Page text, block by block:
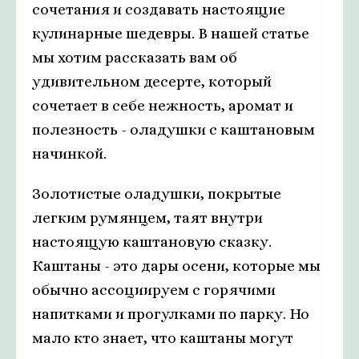
сочетания и создавать настоящие
кулинарные шедевры. В нашей статье
мы хотим рассказать вам об
удивительном десерте, который
сочетает в себе нежность, аромат и
полезность - оладушки с каштановым
начинкой.
Золотистые оладушки, покрытые
легким румянцем, таят внутри
настоящую каштановую сказку.
Каштаны - это дары осени, которые мы
обычно ассоциируем с горячими
напитками и прогулками по парку. Но
мало кто знает, что каштаны могут